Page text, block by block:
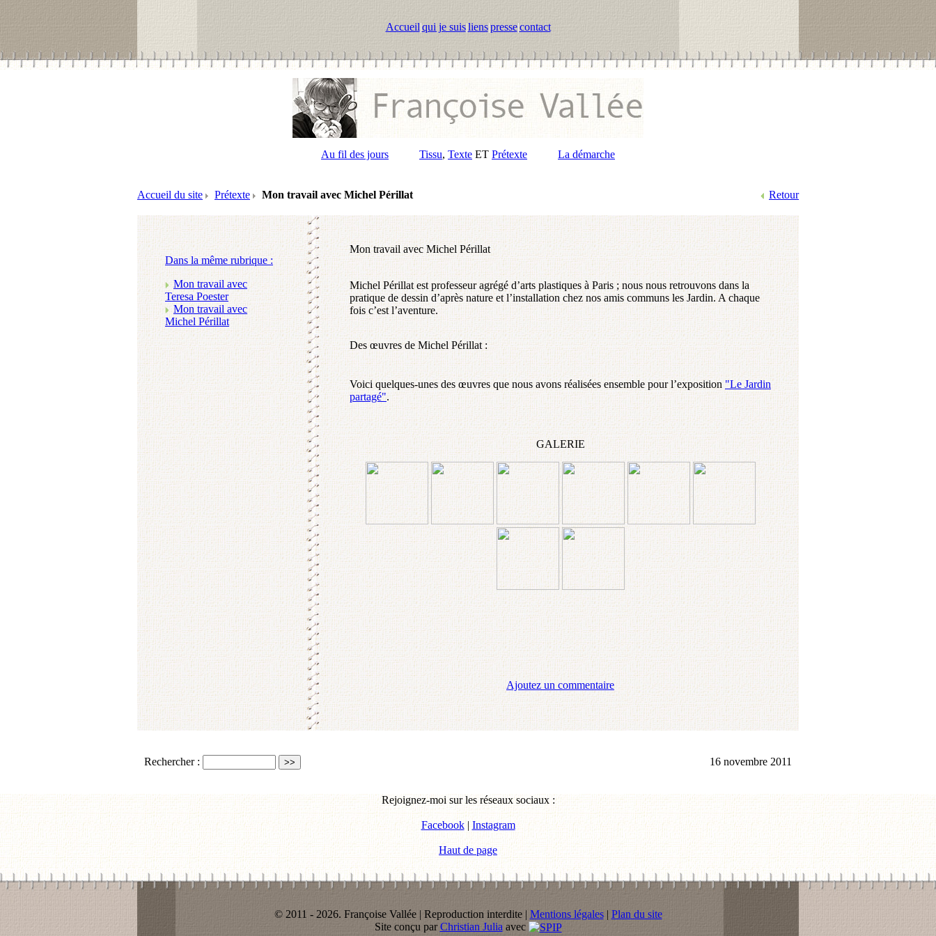
Accueil|qui je suis|liens|presse|contact
Au fil des jours Tissu, Texte ET Prétexte La démarche
Accueil du site Prétexte Mon travail avec Michel Périllat Retour
Dans la même rubrique :
Mon travail avec
Teresa Poester
Mon travail avec
Michel Périllat
Mon travail avec Michel Périllat
Michel Périllat est professeur agrégé d’arts plastiques à Paris ; nous nous retrouvons dans la
pratique de dessin d’après nature et l’installation chez nos amis communs les Jardin. A chaque
fois c’est l’aventure.
Des œuvres de Michel Périllat :
Voici quelques-unes des œuvres que nous avons réalisées ensemble pour l’exposition "Le Jardin
partagé".
GALERIE
Ajoutez un commentaire
Rechercher : 16 novembre 2011
Rejoignez-moi sur les réseaux sociaux :
Facebook|Instagram
Haut de page
© 2011 - 2026. Françoise Vallée | Reproduction interdite | Mentions légales| Plan du site
Site conçu parChristian Julia avec